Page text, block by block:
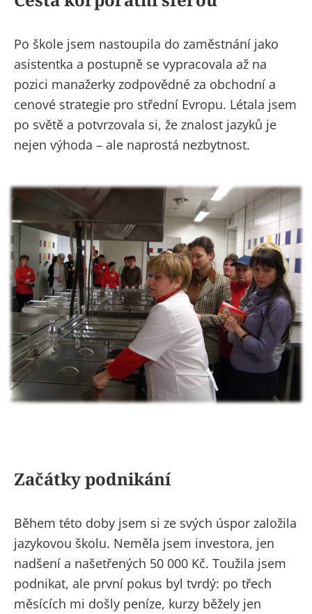
Po škole jsem nastoupila do zaměstnání jako
asistentka a postupně se vypracovala až na
pozici manažerky zodpovědné za obchodní a
cenové strategie pro střední Evropu. Létala jsem
po světě a potvrzovala si, že znalost jazyků je
nejen výhoda – ale naprostá nezbytnost.
Začátky podnikání
Během této doby jsem si ze svých úspor založila
jazykovou školu. Neměla jsem investora, jen
nadšení a našetřených 50 000 Kč. Toužila jsem
podnikat, ale první pokus byl tvrdý: po třech
měsících mi došly peníze, kurzy běžely jen